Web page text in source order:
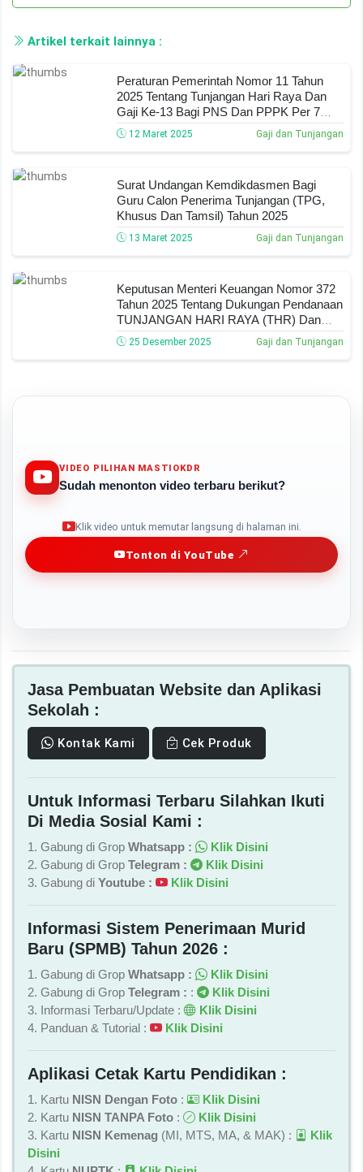
Artikel terkait lainnya :
Peraturan Pemerintah Nomor 11 Tahun
2025 Tentang Tunjangan Hari Raya Dan
Gaji Ke-13 Bagi PNS Dan PPPK Per 7
Maret 2025
12 Maret 2025 Gaji dan Tunjangan
Surat Undangan Kemdikdasmen Bagi
Guru Calon Penerima Tunjangan (TPG,
Khusus Dan Tamsil) Tahun 2025
13 Maret 2025 Gaji dan Tunjangan
Keputusan Menteri Keuangan Nomor 372
Tahun 2025 Tentang Dukungan Pendanaan
TUNJANGAN HARI RAYA (THR) Dan
GAJI KE-13 Bagi ASN Daerah
25 Desember 2025 Gaji dan Tunjangan
VIDEO PILIHAN MASTIOKDR
Sudah menonton video terbaru berikut?
Klik video untuk memutar langsung di halaman ini.
Tonton di YouTube
Jasa Pembuatan Website dan Aplikasi
Sekolah :
Kontak Kami Cek Produk
Untuk Informasi Terbaru Silahkan Ikuti
Di Media Sosial Kami :
1. Gabung di Grop Whatsapp :
Klik Disini
2. Gabung di Grop Telegram :
Klik Disini
3. Gabung di Youtube : Klik Disini
Informasi Sistem Penerimaan Murid
Baru (SPMB) Tahun 2026 :
1. Gabung di Grop Whatsapp :
Klik Disini
2. Gabung di Grop Telegram : :
Klik Disini
3. Informasi Terbaru/Update :
Klik Disini
4. Panduan & Tutorial :
Klik Disini
Aplikasi Cetak Kartu Pendidikan :
1. Kartu NISN Dengan Foto :
Klik Disini
2. Kartu NISN TANPA Foto :
Klik Disini
3. Kartu NISN Kemenag (MI, MTS, MA, & MAK) :
Klik
Disini